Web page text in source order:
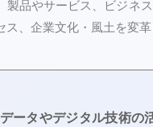
製品やサービス、ビジネ
ス、企業文化・風土を変
ータやデジタル技術の